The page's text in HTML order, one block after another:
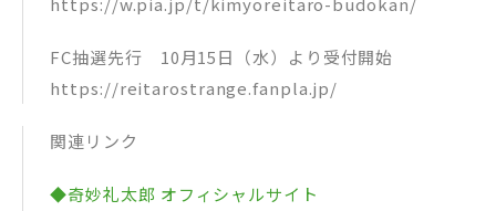
FC抽選先行 10月15日（水）より受付開始
https://reitarostrange.fanpla.jp/
関連リンク
◆奇妙礼太郎 オフィシャルサイト